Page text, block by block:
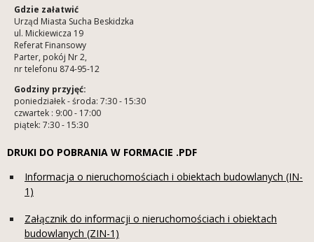
Gdzie załatwić
Urząd Miasta Sucha Beskidzka
ul. Mickiewicza 19
Referat Finansowy
Parter, pokój Nr 2,
nr telefonu 874-95-12
Godziny przyjęć:
poniedziałek - środa: 7:30 - 15:30
czwartek : 9:00 - 17:00
piątek: 7:30 - 15:30
DRUKI DO POBRANIA W FORMACIE .PDF
Informacja o nieruchomościach i obiektach budowlanych (IN-
1)
Załącznik do informacji o nieruchomościach i obiektach
budowlanych (ZIN-1)